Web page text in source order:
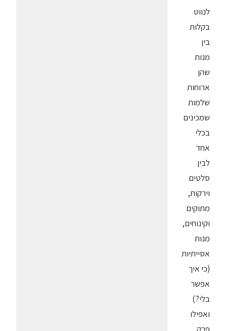
לנווט
בקלות
בין
מנות
שהן
ארוחות
שלמות
שמכינים
בכלי
אחד
לבין
סלטים
וירקות,
מתוקים
וקינוחים,
מנות
אסייתיות
(כי איך
אפשר
בלי?)
ואפילו